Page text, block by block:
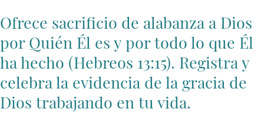
Ofrece sacrificio de alabanza a Dios
por Quién Él es y por todo lo que Él
ha hecho (Hebreos 13:15). Registra y
celebra la evidencia de la gracia de
Dios trabajando en tu vida.